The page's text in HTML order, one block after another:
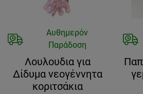
Αυθημερόν
Παράδοση
Λουλουδια για
Δίδυμα νεογέννητα
κοριτσάκια